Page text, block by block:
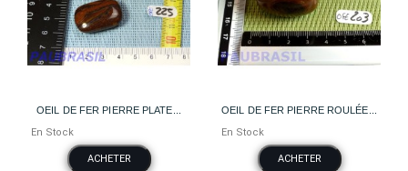
OEIL DE FER PIERRE PLATE...
En Stock
ACHETER
OEIL DE FER PIERRE ROULÉE...
En Stock
ACHETER